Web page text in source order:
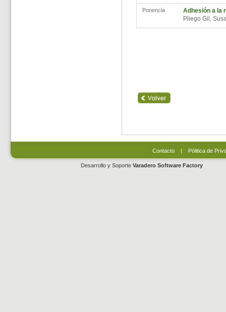
Ponencia
Adhesión a la
Pliego Gil,
Contacto| Pólitica de
Desarrollo y Soporte Varadero Software Factory